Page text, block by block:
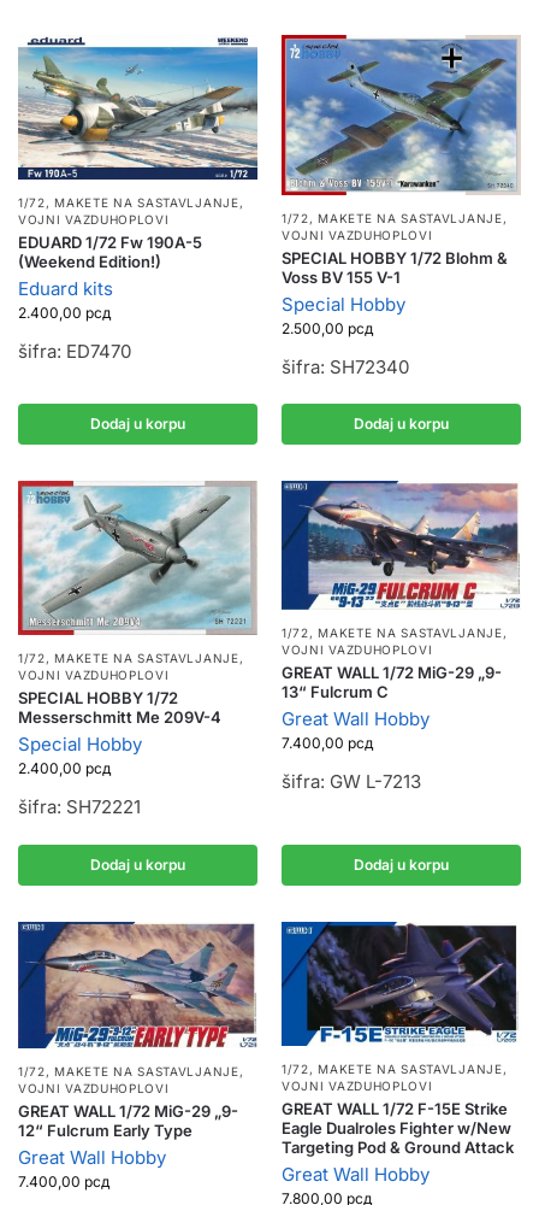
1/72, MAKETE NA SASTAVLJANJE,
VOJNI VAZDUHOPLOVI
EDUARD 1/72 Fw 190A-5
(Weekend Edition!)
Eduard kits
2.400,00 рсд
šifra: ED7470
Dodaj u korpu
1/72,MAKETE NA SASTAVLJANJE,
VOJNI VAZDUHOPLOVI
SPECIAL HOBBY 1/72 Blohm &
Voss BV 155 V-1
Special Hobby
2.500,00 рсд
šifra: SH72340
Dodaj u korpu
1/72, MAKETE NA SASTAVLJANJE,
VOJNI VAZDUHOPLOVI
SPECIAL HOBBY 1/72
Messerschmitt Me 209V-4
Special Hobby
2.400,00 рсд
šifra: SH72221
Dodaj u korpu
1/72,MAKETE NA SASTAVLJANJE,
VOJNI VAZDUHOPLOVI
GREAT WALL 1/72 MiG-29 „9-
13“ Fulcrum C
Great Wall Hobby
7.400,00 рсд
šifra: GW L-7213
Dodaj u korpu
1/72, MAKETE NA SASTAVLJANJE,
VOJNI VAZDUHOPLOVI
GREAT WALL 1/72 MiG-29 „9-
12“ Fulcrum Early Type
Great Wall Hobby
7.400,00 рсд
1/72,MAKETE NA SASTAVLJANJE,
VOJNI VAZDUHOPLOVI
GREAT WALL 1/72 F-15E Strike
Eagle Dualroles Fighter w/New
Targeting Pod & Ground Attack
Great Wall Hobby
7.800,00 рсд